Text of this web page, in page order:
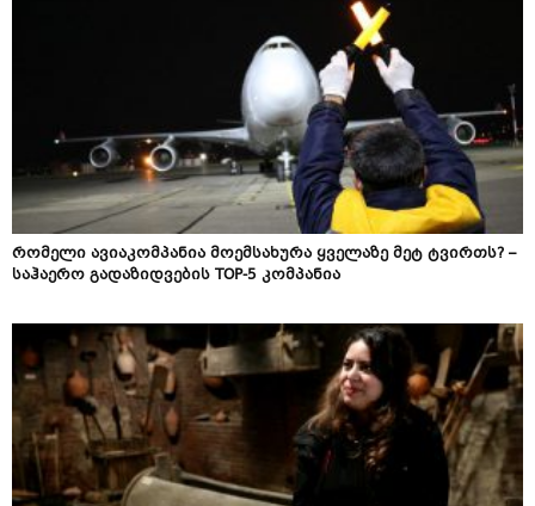
რომელი ავიაკომპანია მოემსახურა ყველაზე მეტ ტვირთს? –
საჰაერო გადაზიდვების TOP-5 კომპანია